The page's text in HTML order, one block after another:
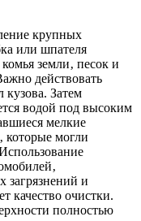
крупных
или шпателя
земли‚ песок и
действовать
кузова. Затем
водой под высоким
мелкие
которые могли
загрязнений и
качество очистки.
полностью